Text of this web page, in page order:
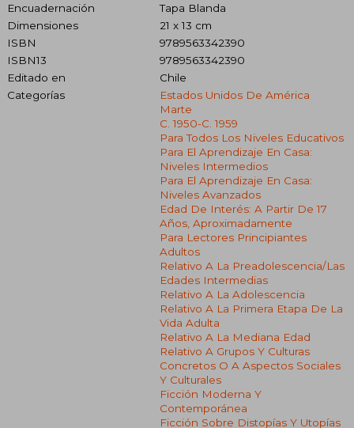
Encuadernación
Tapa Blanda
Dimensiones
21 x 13 cm
ISBN
9789563342390
ISBN13
9789563342390
Editado en
Chile
Categorías
Estados Unidos De América
Marte
C. 1950-C. 1959
Para Todos Los Niveles Educativos
Para El Aprendizaje En Casa:
Niveles Intermedios
Para El Aprendizaje En Casa:
Niveles Avanzados
Edad De Interés: A Partir De 17
Años, Aproximadamente
Para Lectores Principiantes
Adultos
Relativo A La Preadolescencia/las
Edades Intermedias
Relativo A La Adolescencia
Relativo A La Primera Etapa De La
Vida Adulta
Relativo A La Mediana Edad
Relativo A Grupos Y Culturas
Concretos O A Aspectos Sociales
Y Culturales
Ficción Moderna Y
Contemporánea
Ficción Sobre Distopías Y Utopías